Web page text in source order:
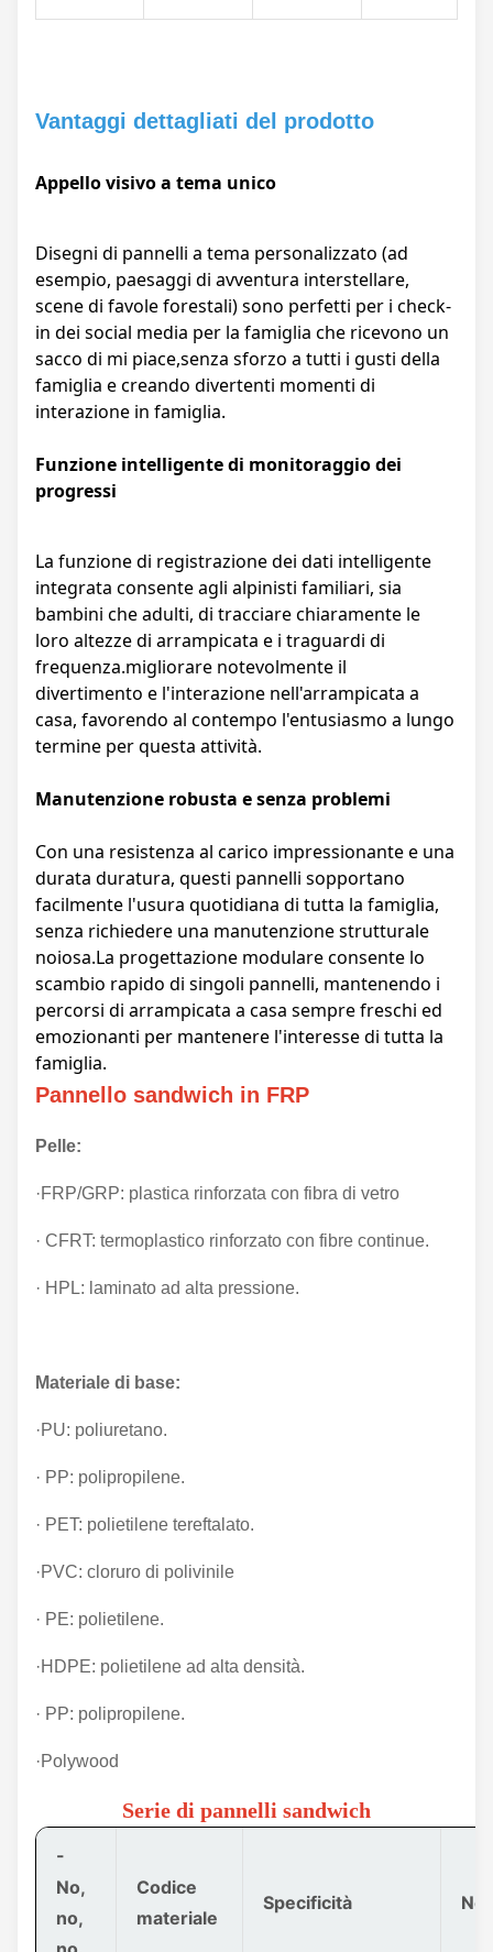
Vantaggi dettagliati del prodotto
Appello visivo a tema unico
Disegni di pannelli a tema personalizzato (ad
esempio, paesaggi di avventura interstellare,
scene di favole forestali) sono perfetti per i check-
in dei social media per la famiglia che ricevono un
sacco di mi piace,senza sforzo a tutti i gusti della
famiglia e creando divertenti momenti di
interazione in famiglia.
Funzione intelligente di monitoraggio dei
progressi
La funzione di registrazione dei dati intelligente
integrata consente agli alpinisti familiari, sia
bambini che adulti, di tracciare chiaramente le
loro altezze di arrampicata e i traguardi di
frequenza.migliorare notevolmente il
divertimento e l'interazione nell'arrampicata a
casa, favorendo al contempo l'entusiasmo a lungo
termine per questa attività.
Manutenzione robusta e senza problemi
Con una resistenza al carico impressionante e una
durata duratura, questi pannelli sopportano
facilmente l'usura quotidiana di tutta la famiglia,
senza richiedere una manutenzione strutturale
noiosa.La progettazione modulare consente lo
scambio rapido di singoli pannelli, mantenendo i
percorsi di arrampicata a casa sempre freschi ed
emozionanti per mantenere l'interesse di tutta la
famiglia.
Pannello sandwich in FRP
Pelle:
·FRP/GRP: plastica rinforzata con fibra di vetro
· CFRT: termoplastico rinforzato con fibre continue.
· HPL: laminato ad alta pressione.
Materiale di base:
·PU: poliuretano.
· PP: polipropilene.
· PET: polietilene tereftalato.
·PVC: cloruro di polivinile
· PE: polietilene.
·HDPE: polietilene ad alta densità.
· PP: polipropilene.
·Polywood
Serie di pannelli sandwich
-
No,
no,
Codice
materiale
Specificità